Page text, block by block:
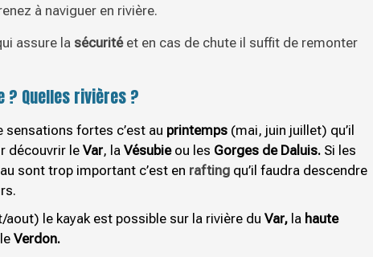
à naviguer en rivière.
assure lasécuritéet en cas de chute il suffit de remonter
? Quelles rivières ?
sensations fortes c’est au printemps(mai, juin juillet) qu’il
découvrir le Var, la Vésubieou les Gorges de Daluis. Si les
sont trop important c’est en raftingqu’il faudra descendre
le kayak est possible sur la rivière du Var, lahaute
Verdon.